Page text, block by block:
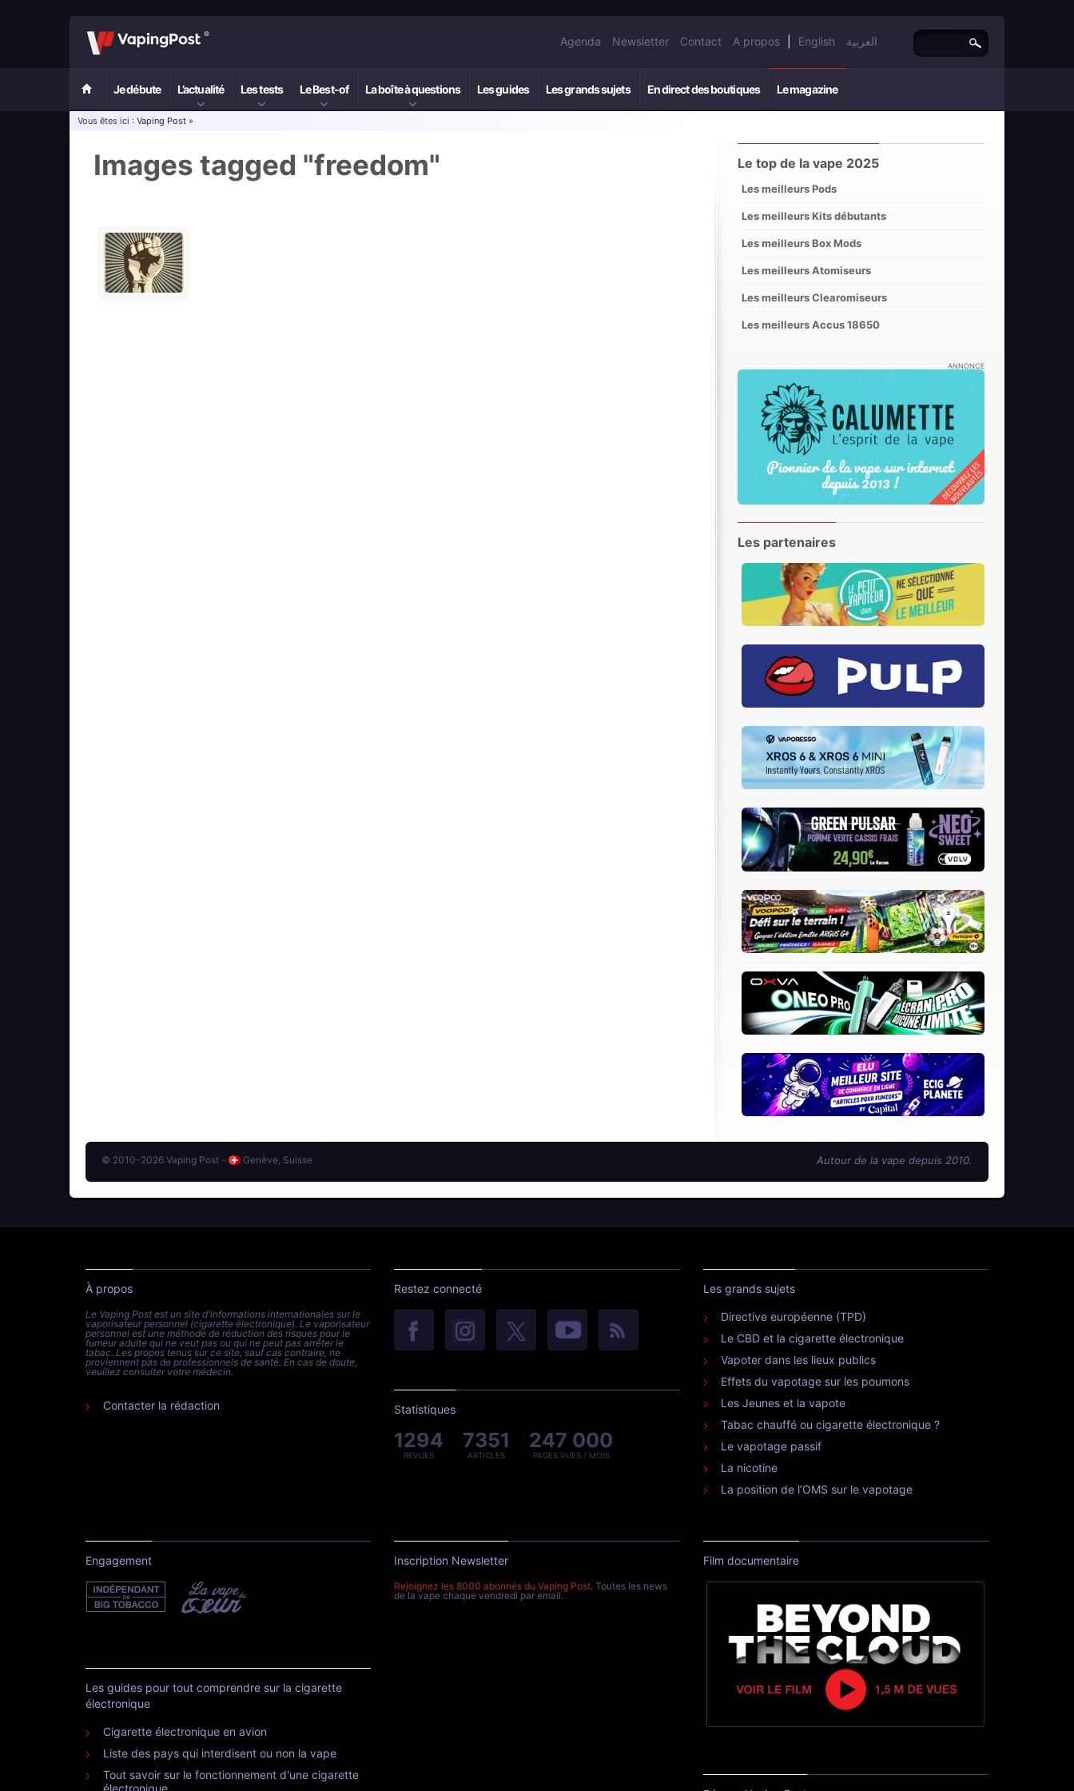
Agenda Newsletter Contact A propos English العربية
Je débute L’actualité Les tests Le Best-of La boîte à questions Les guides Les grands sujets En direct des boutiques Le magazine
Vous êtes ici : Vaping Post »
Images tagged "freedom" Le top de la vape 2025
Les meilleurs Pods
Les meilleurs Kits débutants
Les meilleurs Box Mods
Les meilleurs Atomiseurs
Les meilleurs Clearomiseurs
Les meilleurs Accus 18650
ANNONCE
Les partenaires
© 2010-2026 Vaping Post - Genève, Suisse Autour de la vape depuis 2010.
À propos
Le Vaping Post est un site d'informations internationales sur le
vaporisateur personnel (cigarette électronique). Le vaporisateur
personnel est une méthode de réduction des risques pour le
fumeur adulte qui ne veut pas ou qui ne peut pas arrêter le
tabac. Les propos tenus sur ce site, sauf cas contraire, ne
proviennent pas de professionnels de santé. En cas de doute,
veuillez consulter votre médecin.
Contacter la rédaction
Restez connecté
Statistiques
1294
REVUES
7351
ARTICLES
247 000
PAGES VUES / MOIS
Les grands sujets
Directive européenne (TPD)
Le CBD et la cigarette électronique
Vapoter dans les lieux publics
Effets du vapotage sur les poumons
Les Jeunes et la vapote
Tabac chauffé ou cigarette électronique ?
Le vapotage passif
La nicotine
La position de l’OMS sur le vapotage
Engagement
Les guides pour tout comprendre sur la cigarette
électronique
Cigarette électronique en avion
Liste des pays qui interdisent ou non la vape
Tout savoir sur le fonctionnement d'une cigarette
électronique
Inscription Newsletter
Rejoignez les 8000 abonnés du Vaping Post. Toutes les news
de la vape chaque vendredi par email.
Film documentaire